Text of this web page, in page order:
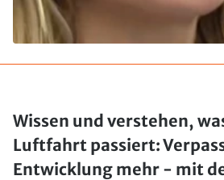
Wissen und verstehen,
Luftfahrt passiert:
Entwicklung mehr - mit